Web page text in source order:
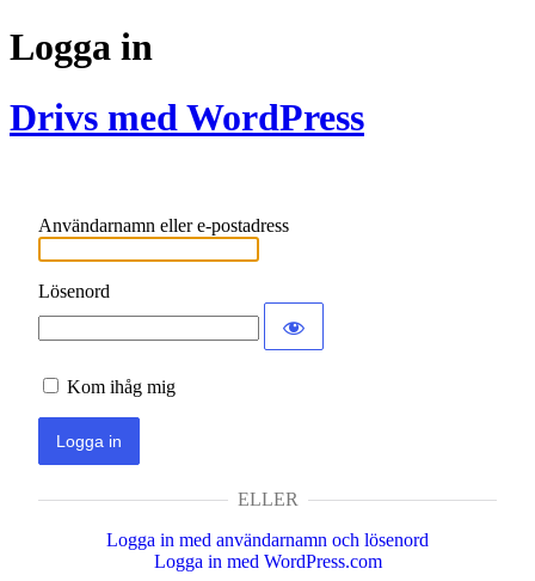
Logga in
Drivs med WordPress
Användarnamn eller e-postadress
Lösenord
Kom ihåg mig
ELLER
Logga in med användarnamn och lösenord
Logga in med WordPress.com